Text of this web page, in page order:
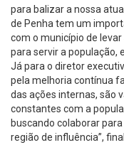
para balizar a nossa
de Penha tem um
com o município de
para servir a população,
Já para o diretor
pela melhoria contínua
das ações internas, são
constantes com a
buscando colaborar
região de influência”,